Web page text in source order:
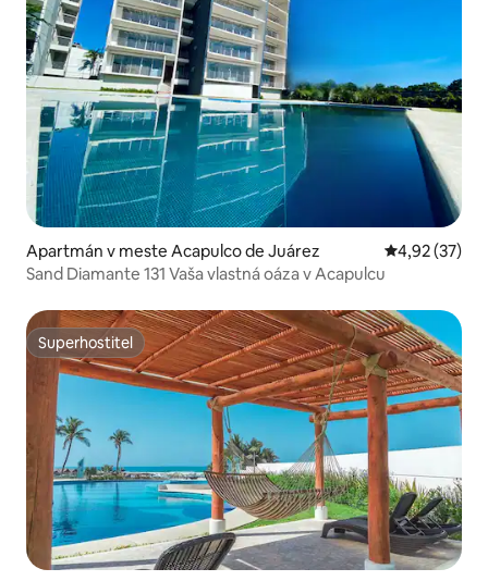
Apartmán v meste Acapulco de Juárez Priemerné
4,92 (37)
Sand Diamante 131 Vaša vlastná oáza v Acapulcu
Superhostiteľ
Superhostiteľ